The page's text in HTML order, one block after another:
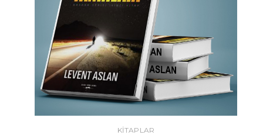
KİTAPLAR